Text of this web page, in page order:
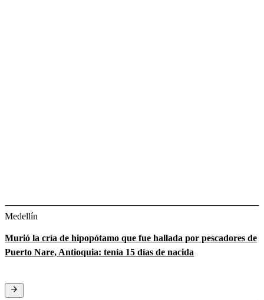
Medellín
Murió la cría de hipopótamo que fue hallada por pescadores de
Puerto Nare, Antioquia: tenía 15 días de nacida